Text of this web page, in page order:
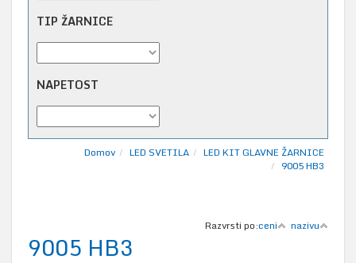
TIP ŽARNICE
NAPETOST
Domov LED SVETILA
LED KIT GLAVNE ŽARNICE
9005 HB3
Razvrsti po:ceni nazivu
9005 HB3